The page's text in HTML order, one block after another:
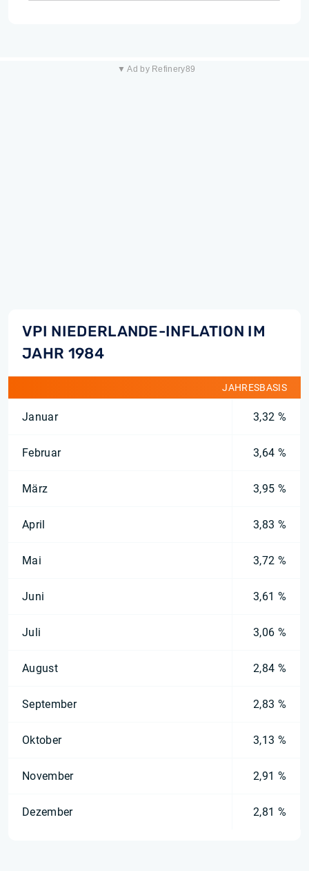
▼ Ad by Refinery89
VPI NIEDERLANDE-INFLATION IM
JAHR 1984
JAHRESBASIS
Januar 3,32 %
Februar 3,64 %
März 3,95 %
April 3,83 %
Mai 3,72 %
Juni 3,61 %
Juli 3,06 %
August 2,84 %
September 2,83 %
Oktober 3,13 %
November 2,91 %
Dezember 2,81 %